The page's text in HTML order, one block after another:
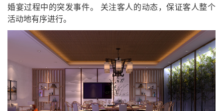
婚宴过程中的突发事件。 关注客人的动态，保证客人整个
活动地有序进行。